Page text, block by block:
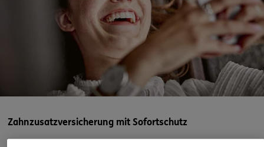
ERGO
Hannes Martin Küfner
Dr.-Ernst-Zindel-Str. 6 95488 Eckersdorf
(5.2 km)
Homepage besuchen
/5 ERGO
Am Bühl 7,95502 Himmelkron(14.3 km)
Zahnzusatzversicherung mit Sofortschutz